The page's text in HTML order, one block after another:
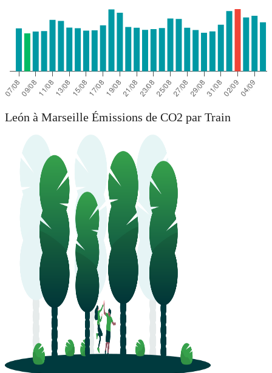
León à Marseille Émissions de CO2 par Train